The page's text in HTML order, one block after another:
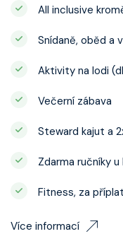
All inclusive
Snídaně, oběd a
Aktivity na lodi
Večerní zábava
Steward kajut a
Zdarma ručníky u
Fitness, za
Více informací